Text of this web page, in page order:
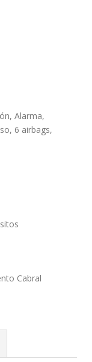
Alarma,
6 airbags,
Cabral